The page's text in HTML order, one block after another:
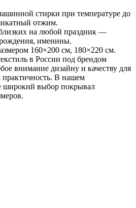
стирки при температуре до
отжим.
на любой праздник —
рождения, именины.
160×200 см, 180×220 см.
в России под брендом
внимание дизайну и качеству для
практичность. В нашем
широкий выбор покрывал